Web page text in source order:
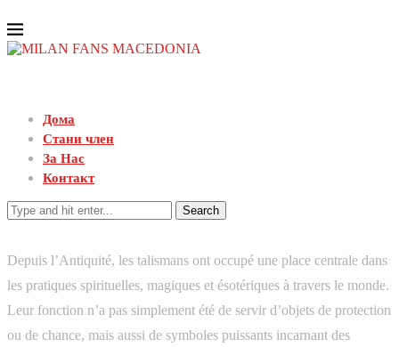
Дома
Стани член
За Нас
Контакт
Search
Depuis l’Antiquité, les talismans ont occupé une place centrale dans
les pratiques spirituelles, magiques et ésotériques à travers le monde.
Leur fonction n’a pas simplement été de servir d’objets de protection
ou de chance, mais aussi de symboles puissants incarnant des